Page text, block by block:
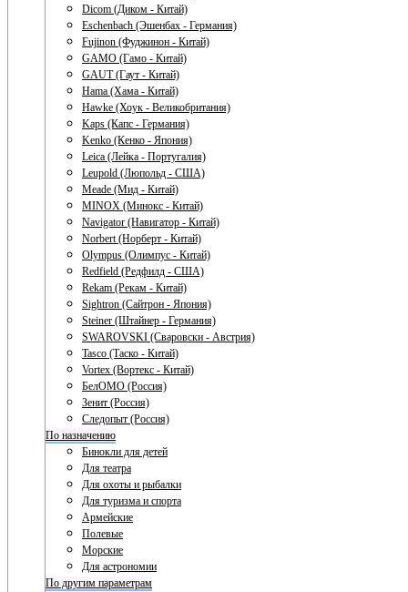
Dicom (Диком - Китай)
Eschenbach (Эшенбах - Германия)
Fujinon (Фуджинон - Китай)
GAMO (Гамо - Китай)
GAUT (Гаут - Китай)
Hama (Хама - Китай)
Hawke (Хоук - Великобритания)
Kaps (Капс - Германия)
Kenko (Кенко - Япония)
Leica (Лейка - Португалия)
Leupold (Люпольд - США)
Meade (Мид - Китай)
MINOX (Минокс - Китай)
Navigator (Навигатор - Китай)
Norbert (Норберт - Китай)
Olympus (Олимпус - Китай)
Redfield (Редфилд - США)
Rekam (Рекам - Китай)
Sightron (Сайтрон - Япония)
Steiner (Штайнер - Германия)
SWAROVSKI (Сваровски - Австрия)
Tasco (Таско - Китай)
Vortex (Вортекс - Китай)
БелОМО (Россия)
Зенит (Россия)
Следопыт (Россия)
По назначению
Бинокли для детей
Для театра
Для охоты и рыбалки
Для туризма и спорта
Армейские
Полевые
Морские
Для астрономии
По другим параметрам